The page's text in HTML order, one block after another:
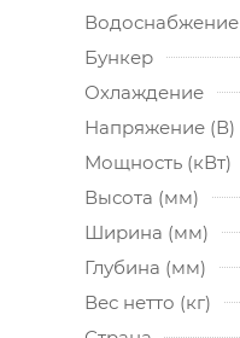
Водоснабжение
Бункер
Охлаждение
Напряжение (В)
Мощность (кВт)
Высота (мм)
Ширина (мм)
Глубина (мм)
Вес нетто (кг)